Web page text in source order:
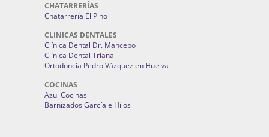
CHATARRERÍAS
Chatarrería El Pino
CLINICAS DENTALES
Clínica Dental Dr. Mancebo
Clínica Dental Triana
Ortodoncia Pedro Vázquez en Huelva
COCINAS
Azul Cocinas
Barnizados García e Hijos